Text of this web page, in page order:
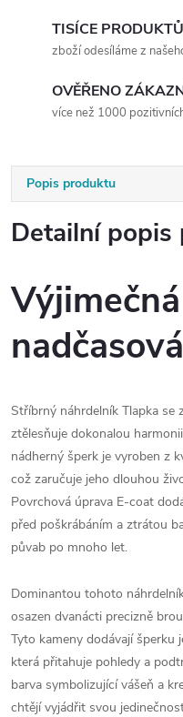
TISÍCE
zboží odesíláme z
OVĚŘENO
více než 1000
Popis produktu
Detailní popis
Stříbrný náhrdelník Tlapka se
ztělesňuje dokonalou
nádherný šperk je vyroben z
což zaručuje jeho dlouhou
Povrchová úprava E-coat
před poškrábáním a ztrátou
půvab po mnoho let.
Dominantou tohoto
osazen dvanácti precizně
Tyto kameny dodávají šperku
která přitahuje pohledy a
barva symbolizující vášeň a
chtějí vyjádřit svou